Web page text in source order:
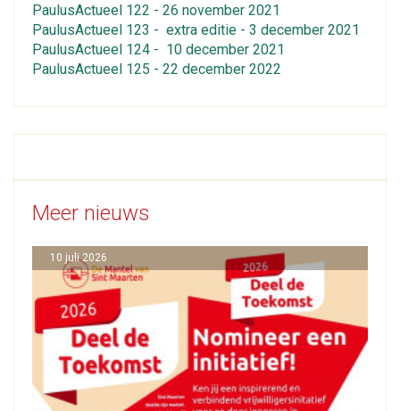
PaulusActueel 122 - 26 november 2021
PaulusActueel 123 - extra editie - 3 december 2021
PaulusActueel 124 - 10 december 2021
PaulusActueel 125 - 22 december 2022
Meer nieuws
10 juli 2026